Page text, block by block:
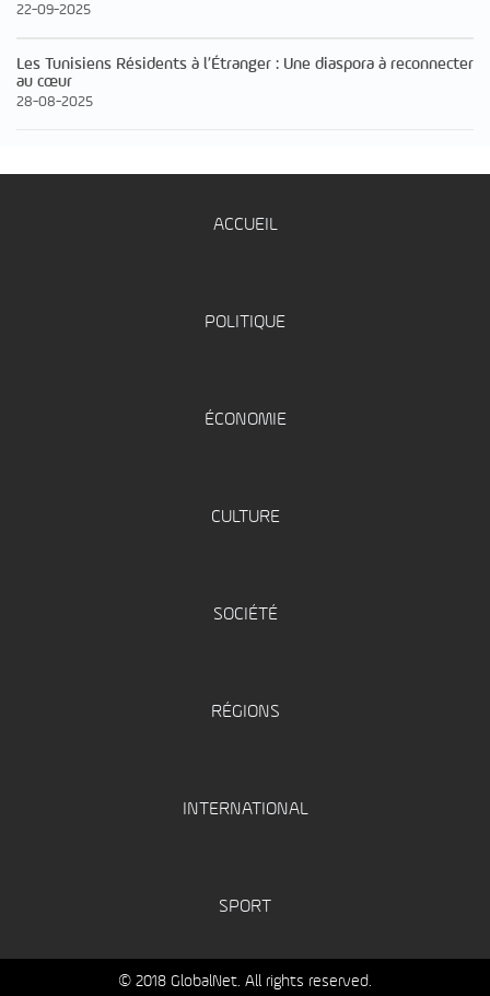
22-09-2025
Les Tunisiens Résidents à l’Étranger : Une diaspora à reconnecter
au cœur
28-08-2025
ACCUEIL
POLITIQUE
ÉCONOMIE
CULTURE
SOCIÉTÉ
RÉGIONS
INTERNATIONAL
SPORT
© 2018 GlobalNet. All rights reserved.